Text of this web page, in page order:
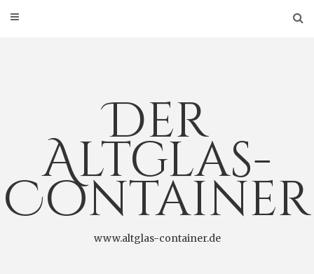
Der
Altglas-
Container
www.altglas-container.de